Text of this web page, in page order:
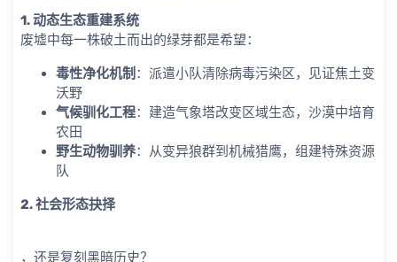
1. 动态生态重建系统
废墟中每一株破土而出的绿芽都是希望：
毒性净化机制 ​：派遣小队清除病毒污染区，见证焦土变
沃野
气候驯化工程​：建造气象塔改变区域生态，沙漠中培育
农田
野生动物驯养​：从变异狼群到机械猎鹰，组建特殊资源
队
2. 社会形态抉择
，还是复刻黑暗历史？